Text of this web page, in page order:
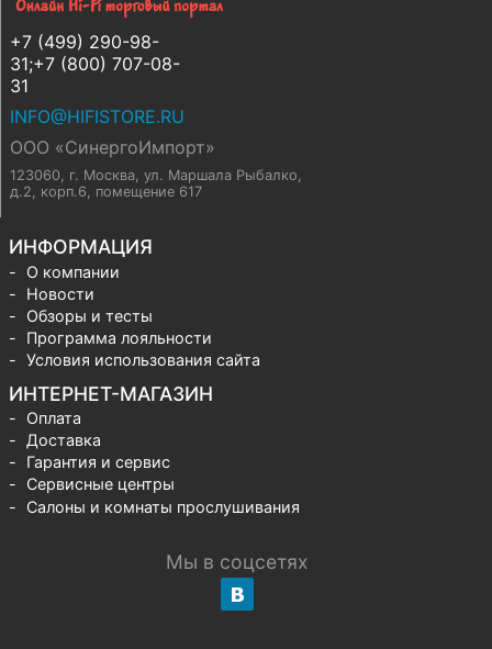
+7 (499) 290-98-
31;+7 (800) 707-08-
31
INFO@HIFISTORE.RU
ООО «СинергоИмпорт»
123060, г. Москва, ул. Маршала Рыбалко,
д.2, корп.6, помещение 617
ИНФОРМАЦИЯ
О компании
Новости
Обзоры и тесты
Программа лояльности
Условия использования сайта
ИНТЕРНЕТ-МАГАЗИН
Оплата
Доставка
Гарантия и сервис
Сервисные центры
Салоны и комнаты прослушивания
Мы в соцсетях